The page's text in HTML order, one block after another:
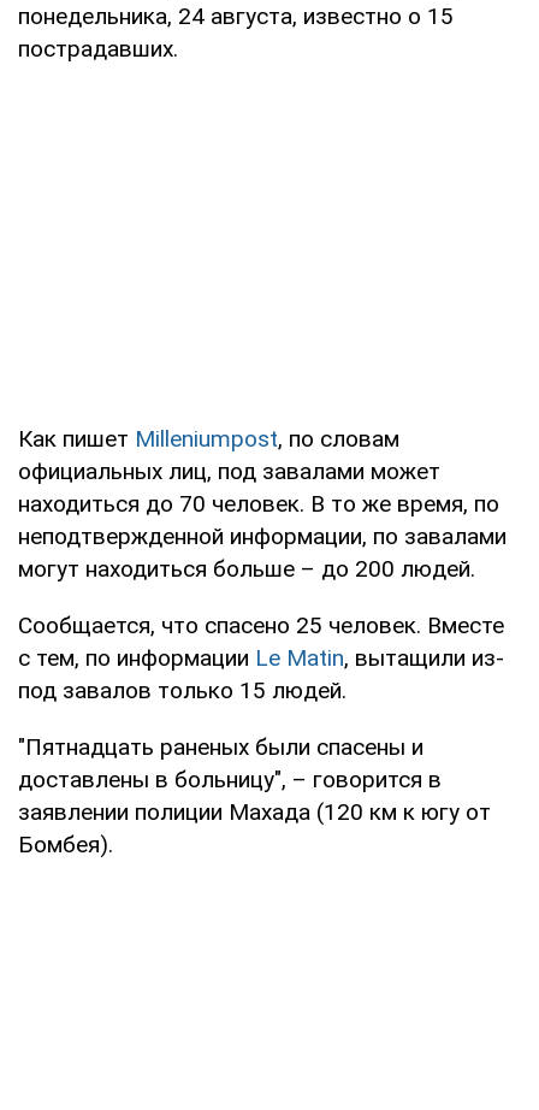
понедельника, 24 августа, известно о 15
пострадавших.
Как пишет Milleniumpost, по словам
официальных лиц, под завалами может
находиться до 70 человек. В то же время, по
неподтвержденной информации, по завалами
могут находиться больше – до 200 людей.
Сообщается, что спасено 25 человек. Вместе
с тем, по информации Le Matin, вытащили из-
под завалов только 15 людей.
"Пятнадцать раненых были спасены и
доставлены в больницу", – говорится в
заявлении полиции Махада (120 км к югу от
Бомбея).